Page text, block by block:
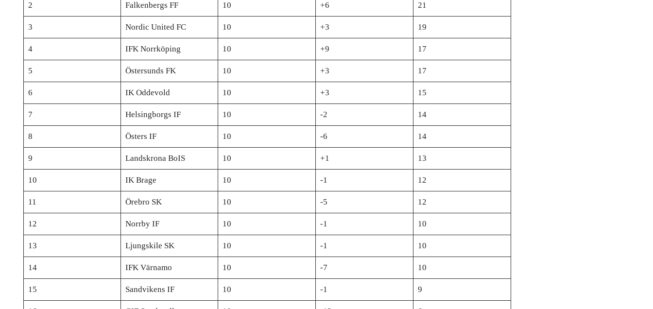
2 Falkenbergs FF 10 +6 21
3 Nordic United FC 10 +3 19
4 IFK Norrköping 10 +9 17
5 Östersunds FK 10 +3 17
6 IK Oddevold 10 +3 15
7 Helsingborgs IF 10 -2 14
8 Östers IF 10 -6 14
9 Landskrona BoIS 10 +1 13
10 IK Brage 10 -1 12
11 Örebro SK 10 -5 12
12 Norrby IF 10 -1 10
13 Ljungskile SK 10 -1 10
14 IFK Värnamo 10 -7 10
15 Sandvikens IF 10 -1 9